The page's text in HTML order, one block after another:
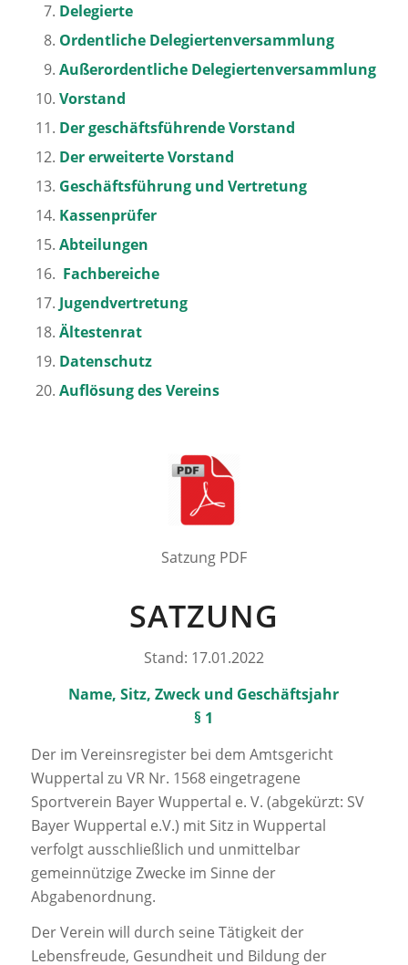
Delegierte
Ordentliche Delegiertenversammlung
Außerordentliche Delegiertenversammlung
Vorstand
Der geschäftsführende Vorstand
Der erweiterte Vorstand
Geschäftsführung und Vertretung
Kassenprüfer
Abteilungen
Fachbereiche
Jugendvertretung
Ältestenrat
Datenschutz
Auflösung des Vereins
Satzung PDF
SATZUNG
Stand: 17.01.2022
Name, Sitz, Zweck und Geschäftsjahr
§ 1
Der im Vereinsregister bei dem Amtsgericht
Wuppertal zu VR Nr. 1568 eingetragene
Sportverein Bayer Wuppertal e. V. (abgekürzt: SV
Bayer Wuppertal e.V.) mit Sitz in Wuppertal
verfolgt ausschließlich und unmittelbar
gemeinnützige Zwecke im Sinne der
Abgabenordnung.
Der Verein will durch seine Tätigkeit der
Lebensfreude, Gesundheit und Bildung der